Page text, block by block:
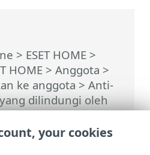
> ESET HOME >
HOME > Anggota >
ke anggota > Anti-
dilindungi oleh
> Pengguna
otomatis untuk akun
your cookies